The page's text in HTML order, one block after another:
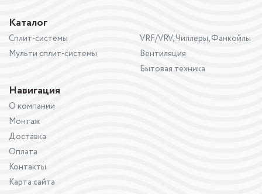
Каталог
Сплит-системы
Мульти сплит-системы
VRF/VRV, Чиллеры, Фанкойлы
Вентиляция
Бытовая техника
Навигация
О компании
Монтаж
Доставка
Оплата
Контакты
Карта сайта